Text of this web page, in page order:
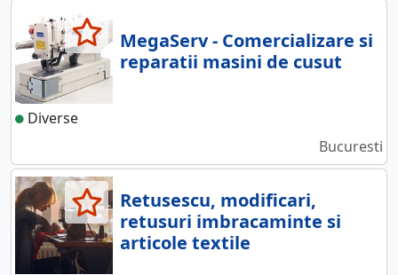
MegaServ - Comercializare si
reparatii masini de cusut
Diverse
Bucuresti
Retusescu, modificari,
retusuri imbracaminte si
articole textile